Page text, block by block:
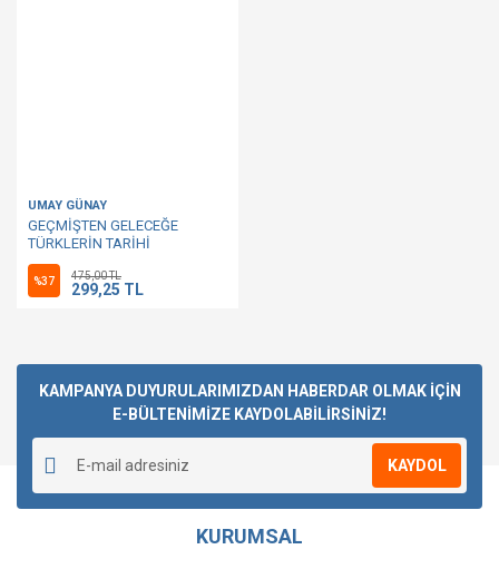
UMAY GÜNAY
GEÇMİŞTEN GELECEĞE
TÜRKLERİN TARİHİ
%37 475,00 TL
299,25 TL
KAMPANYA DUYURULARIMIZDAN HABERDAR OLMAK İÇİN
E-BÜLTENİMİZE KAYDOLABİLİRSİNİZ!
KAYDOL
KURUMSAL